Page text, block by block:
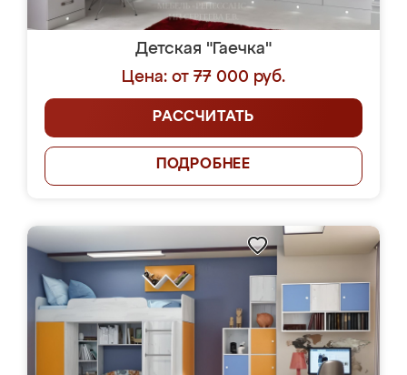
Детская "Гаечка"
Цена: от 77 000 руб.
РАССЧИТАТЬ
ПОДРОБНЕЕ